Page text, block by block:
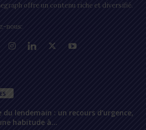
offre un contenu riche et diversifié.
nous:
du lendemain : un recours d’urgence,
habitude à...